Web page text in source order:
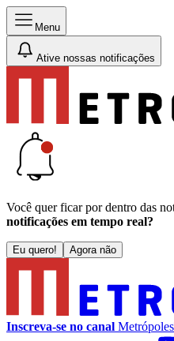
Menu
Ative nossas notificações
Você quer ficar por dentro das
notificações em tempo real?
Eu quero! Agora não
Inscreva-se no canal